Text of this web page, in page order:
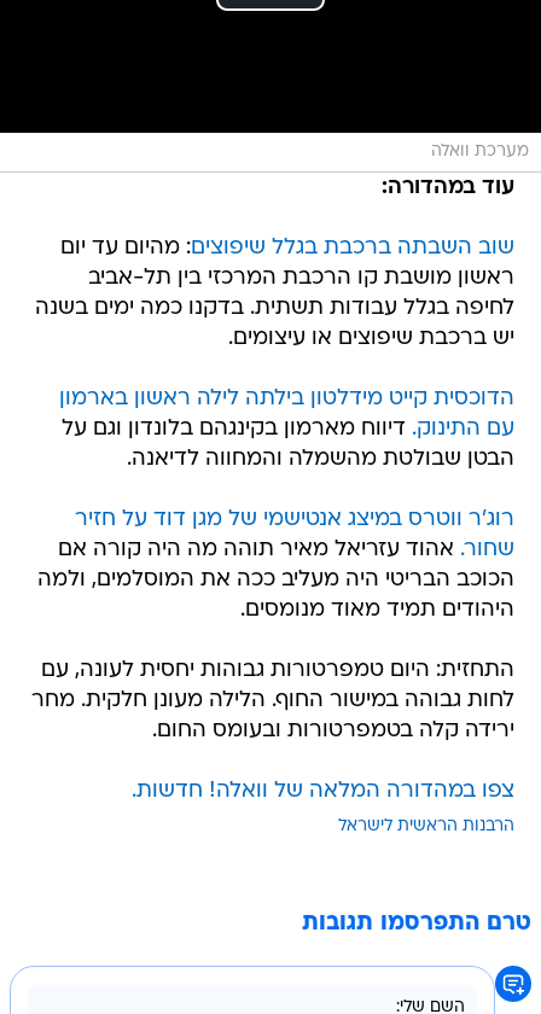
מערכת וואלה
עוד במהדורה:
שוב השבתה ברכבת בגלל שיפוצים: מהיום עד יום
ראשון מושבת קו הרכבת המרכזי בין תל-אביב
לחיפה בגלל עבודות תשתית. בדקנו כמה ימים בשנה
יש ברכבת שיפוצים או עיצומים.
הדוכסית קייט מידלטון בילתה לילה ראשון בארמון
עם התינוק. דיווח מארמון בקינגהם בלונדון וגם על
הבטן שבולטת מהשמלה והמחווה לדיאנה.
רוג'ר ווטרס במיצג אנטישמי של מגן דוד על חזיר
שחור. אהוד עזריאל מאיר תוהה מה היה קורה אם
הכוכב הבריטי היה מעליב ככה את המוסלמים, ולמה
היהודים תמיד מאוד מנומסים.
התחזית: היום טמפרטורות גבוהות יחסית לעונה, עם
לחות גבוהה במישור החוף. הלילה מעונן חלקית. מחר
ירידה קלה בטמפרטורות ובעומס החום.
צפו במהדורה המלאה של וואלה! חדשות.
הרבנות הראשית לישראל
טרם התפרסמו תגובות